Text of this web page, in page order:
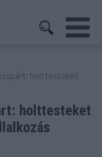
holttesteket
holttesteket